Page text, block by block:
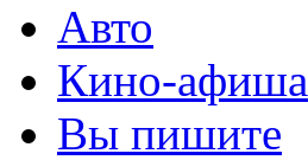
Авто
Кино-афиша
Вы пишите